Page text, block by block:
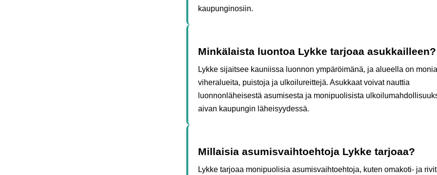
kaupunginosiin.
Minkälaista luontoa Lykke tarjoaa asukkailleen?
Lykke sijaitsee kauniissa luonnon ympäröimänä, ja alueella on monia
viheralueita, puistoja ja ulkoilureittejä. Asukkaat voivat nauttia
luonnonläheisestä asumisesta ja monipuolisista
aivan kaupungin läheisyydessä.
Millaisia asumisvaihtoehtoja Lykke tarjoaa?
Lykke tarjoaa monipuolisia asumisvaihtoehtoja, kuten omakoti- ja